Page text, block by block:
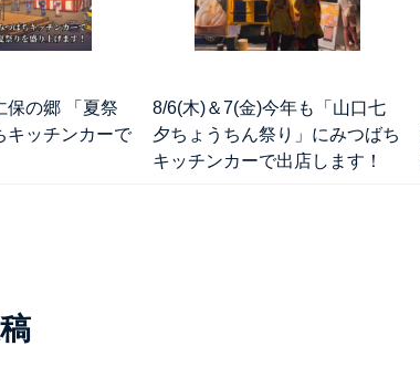
保の郷 「夏祭
キッチンカーで
8/6(木)＆7(金)今年も「山口七
夕ちょうちん祭り」にみつばち
キッチンカーで出店します！